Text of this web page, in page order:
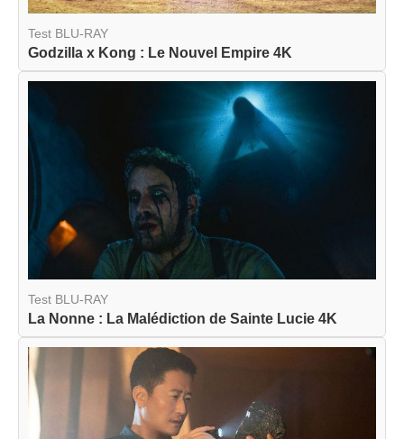
Test BLU-RAY
Godzilla x Kong : Le Nouvel Empire 4K
Test BLU-RAY
La Nonne : La Malédiction de Sainte Lucie 4K